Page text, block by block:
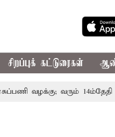
சிறப்புக் கட்டுரைகள்
வழக்கு; வரும் 14ம்தேதி